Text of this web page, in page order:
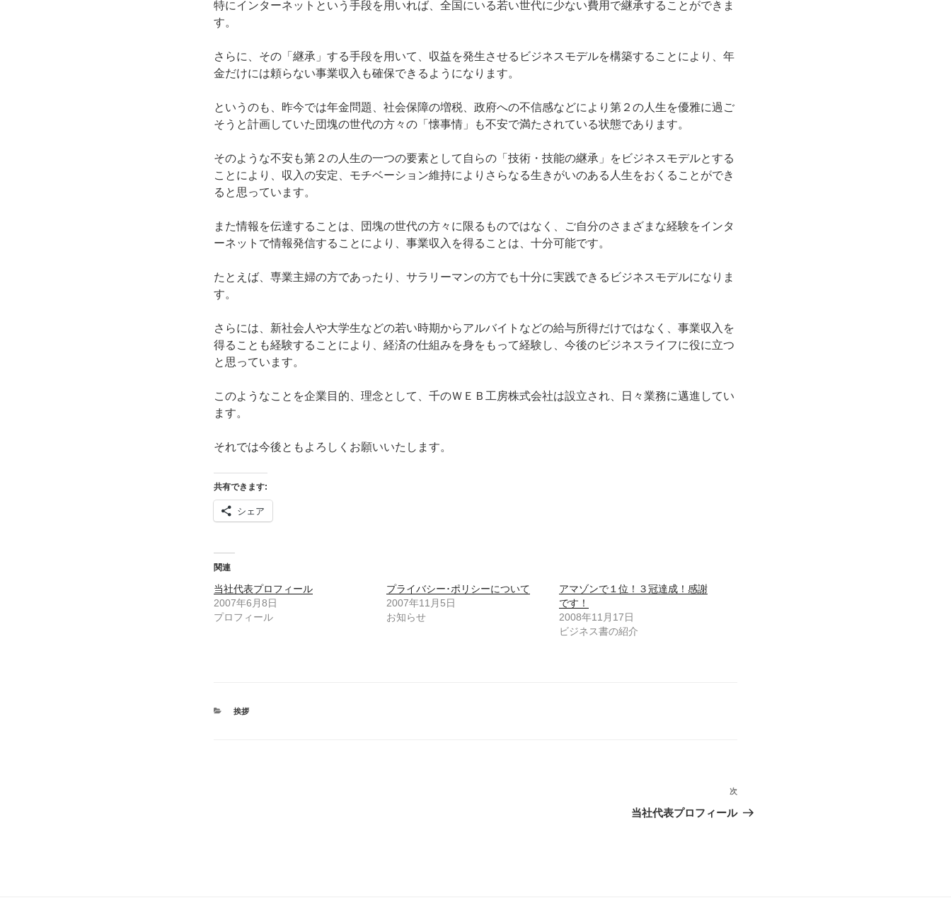
特にインターネットという手段を用いれば、全国にいる若い世代に少ない費用で継承することができま
す。
さらに、その「継承」する手段を用いて、収益を発生させるビジネスモデルを構築することにより、年
金だけには頼らない事業収入も確保できるようになります。
というのも、昨今では年金問題、社会保障の増税、政府への不信感などにより第２の人生を優雅に過ご
そうと計画していた団塊の世代の方々の「懐事情」も不安で満たされている状態であります。
そのような不安も第２の人生の一つの要素として自らの「技術・技能の継承」をビジネスモデルとする
ことにより、収入の安定、モチベーション維持によりさらなる生きがいのある人生をおくることができ
ると思っています。
また情報を伝達することは、団塊の世代の方々に限るものではなく、ご自分のさまざまな経験をインタ
ーネットで情報発信することにより、事業収入を得ることは、十分可能です。
たとえば、専業主婦の方であったり、サラリーマンの方でも十分に実践できるビジネスモデルになりま
す。
さらには、新社会人や大学生などの若い時期からアルバイトなどの給与所得だけではなく、事業収入を
得ることも経験することにより、経済の仕組みを身をもって経験し、今後のビジネスライフに役に立つ
と思っています。
このようなことを企業目的、理念として、千のＷＥＢ工房株式会社は設立され、日々業務に邁進してい
ます。
それでは今後ともよろしくお願いいたします。
共有できます:
シェア
関連
当社代表プロフィール
2007年6月8日
プロフィール
プライバシー･ポリシーについて
2007年11月5日
お知らせ
アマゾンで１位！３冠達成！感謝
です！
2008年11月17日
ビジネス書の紹介
カ
挨拶
次
の
次
当社代表プロフィール